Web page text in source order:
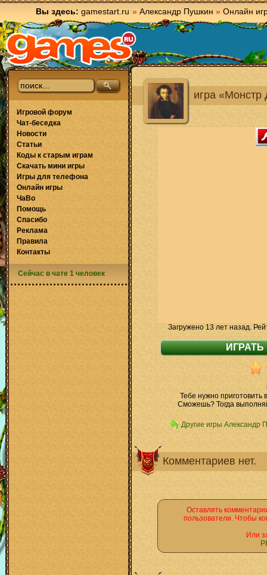
Вы здесь: gamestart.ru » Александр Пушкин » Онлайн
игра «Монстр
Загружено 13 лет назад.
Тебе нужно приготовить
Сможешь? Тогда
Другие игры Александр
Комментариев нет.
Оставлять
пользователи. Чтобы
Или
Игровой форум
Чат-беседка
Новости
Статьи
Коды к старым играм
Скачать мини игры
Игры для телефона
Онлайн игры
ЧаВо
Помощь
Спасибо
Реклама
Правила
Контакты
Сейчас в чате 1 человек